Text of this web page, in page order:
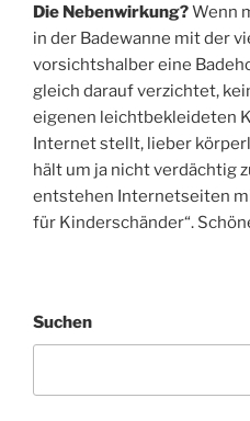
Die Nebenwirkung?Wenn
in der Badewanne mit der
vorsichtshalber eine
gleich darauf verzichtet,
eigenen leichtbekleideten
Internet stellt, lieber
hält um ja nicht verdächtig
entstehen Internetseiten
für Kinderschänder“.
Suchen